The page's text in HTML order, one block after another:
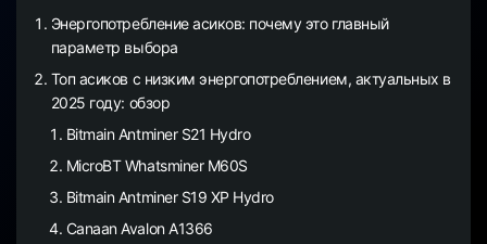
Энергопотребление асиков: почему это главный
параметр выбора
Топ асиков с низким энергопотреблением, актуальных в
2025 году: обзор
Bitmain Antminer S21 Hydro
MicroBT Whatsminer M60S
Bitmain Antminer S19 XP Hydro
Canaan Avalon A1366